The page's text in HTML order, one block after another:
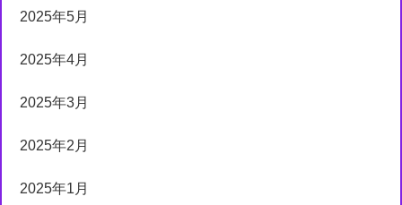
2025年5月
2025年4月
2025年3月
2025年2月
2025年1月